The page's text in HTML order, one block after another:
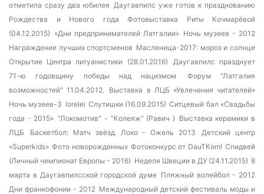
отметила сразу два юбилея Даугавпилс уже готов к празднованию
Рождества и Нового года Фотовыставка Риты Кочмарёвой
(04.12.2015) «Дни предпринимателей Латгалии» Ночь музеев - 2012
Награждение лучших спортсменов Масленица-2017: мороз и солнце
Открытие Центра литуанистики (28.01.2016)
Даугавпилс празднует
71-ю годовщину победы над нацизмом
Форум "Латгалия
возможностей" 11.04.2012. Выставка в ЛЦБ «Увлечения читателей»
Ночь музеев-3 lorelei Слутишки (16.09.2015) Ситцевый бал «Свадьбы
года - 2015» "Локомотив" - "Колеяж" (Равич ) Выставка керамики в
ЛЦБ
Баскетбол: Матч звёзд Локо - Ожель 2013
Детский центр
«Superkids» Фото новорожденных Фотоконкурс от DauTKom! Спидвей
(Личный чемпионат Европы - 2016) Неделя Швеции в ДУ (24.11.2015) 8
марта в Даугавпилсской городской думе Пляжный волейбол - 2012
Дни франкофонии - 2012 Международный детский фестиваль моды и